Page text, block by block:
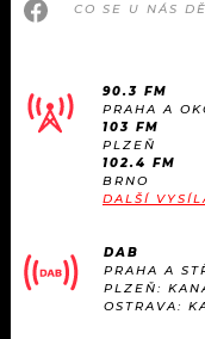
CO SE U NÁS
90.3 FM
PRAHA A
103 FM
PLZEŇ
102.4 FM
BRNO
DALŠÍ
DAB
PRAHA A
PLZEŇ:
OSTRAVA: